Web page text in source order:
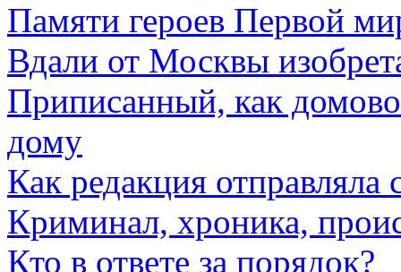
Памяти героев Первой
Вдали от Москвы
Приписанный, как
дому
Как редакция отправляла
Криминал, хроника,
Кто в ответе за порядок?